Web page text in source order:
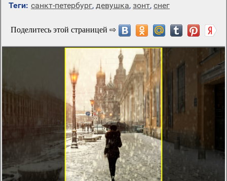
Теги: санкт-петербург, девушка, зонт, снег